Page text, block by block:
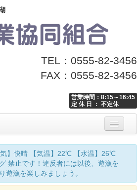
TEL：0555-82-3456
FAX：0555-82-3456
営業時間：8:15～16:45
定 休 日 ： 不定休
】快晴 【気温】22℃ 【水温】26℃
禁止です！違反者には以後、遊漁を
遊漁を楽しみましょう。